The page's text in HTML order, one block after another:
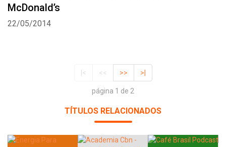
McDonald’s
22/05/2014
|< << >> >|
página 1 de 2
TÍTULOS RELACIONADOS